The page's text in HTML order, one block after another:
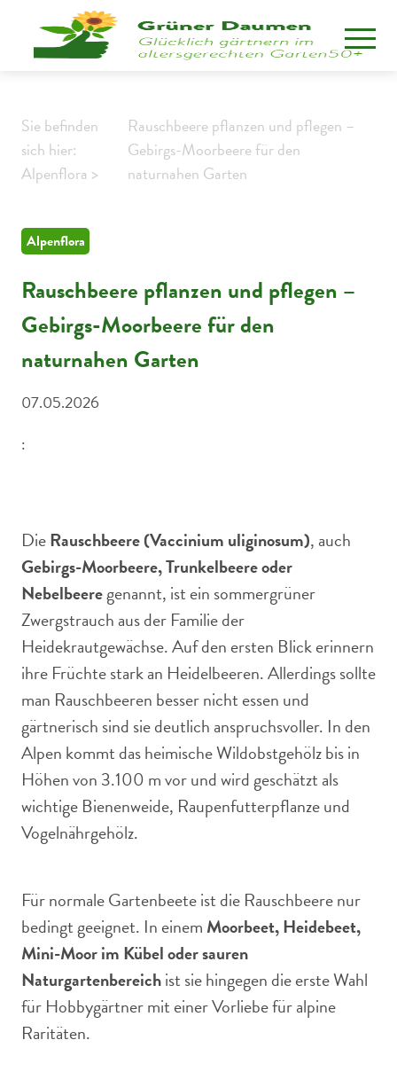
Sie befinden
sich hier:
Alpenflora >
Rauschbeere pflanzen und pflegen –
Gebirgs-Moorbeere für den
naturnahen Garten
Alpenflora
Rauschbeere pflanzen und pflegen –
Gebirgs-Moorbeere für den
naturnahen Garten
07.05.2026
:
DieRauschbeere (Vaccinium uliginosum), auch
Gebirgs-Moorbeere, Trunkelbeere oder
Nebelbeeregenannt, ist ein sommergrüner
Zwergstrauch aus der Familie der
Heidekrautgewächse. Auf den ersten Blick erinnern
ihre Früchte stark an Heidelbeeren. Allerdings sollte
man Rauschbeeren besser nicht essen und
gärtnerisch sind sie deutlich anspruchsvoller. In den
Alpen kommt das heimische Wildobstgehölz bis in
Höhen von 3.100 m vor und wird geschätzt als
wichtige Bienenweide, Raupenfutterpflanze und
Vogelnährgehölz.
Für normale Gartenbeete ist die Rauschbeere nur
bedingt geeignet. In einem Moorbeet, Heidebeet,
Mini-Moor im Kübel oder sauren
Naturgartenbereichist sie hingegen die erste Wahl
für Hobbygärtner mit einer Vorliebe für alpine
Raritäten.